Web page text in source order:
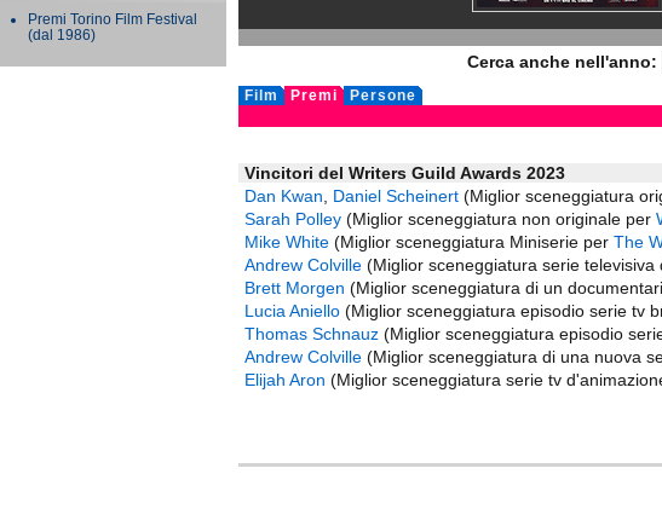
Premi Torino Film Festival
(dal 1986)
Cerca anche nell'anno:
Film Premi
Persone
Vincitori del Writers Guild Awards 2023
Dan Kwan
Daniel Scheinert (Miglior sceneggiatura
Sarah Polley (Miglior sceneggiatura non originale per
Mike White (Miglior sceneggiatura Miniserie per The
Andrew Colville (Miglior sceneggiatura serie televisiva
Brett Morgen (Miglior sceneggiatura di un
Lucia Aniello (Miglior sceneggiatura episodio serie tv
Thomas Schnauz (Miglior sceneggiatura episodio
Andrew Colville (Miglior sceneggiatura di una nuova
Elijah Aron (Miglior sceneggiatura serie tv